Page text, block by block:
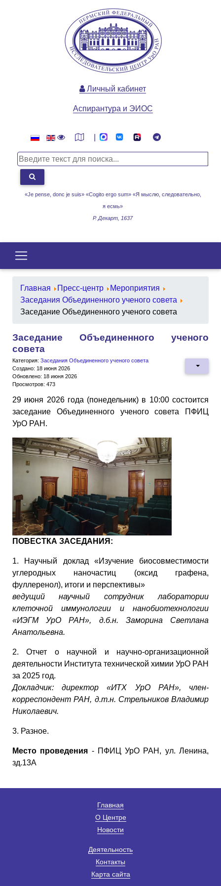
«Je pense, donc je suis» «Cogito ergo sum» «Я мыслю, следовательно,
я есмь»
Р. Декарт, 1637
Личный кабинет
Аспирантура и ЭИОС
Главная Пресс-центр
Мероприятия
Заседания Объединенного ученого совета
Заседание Объединенного ученого совета
Заседание Объединенного ученого
совета
Категория: Заседания Объединенного ученого совета
Создано: 18 июня 2026
Обновлено: 18 июня 2026
Просмотров: 473
29 июня 2026 года (понедельник) в 10:00 состоится
заседание Объединенного ученого совета ПФИЦ
УрО РАН.
ПОВЕСТКА ЗАСЕДАНИЯ:
1. Научный доклад «Изучение биосовместимости
углеродных наночастиц (оксид графена,
фуллеренол), итоги и перспективы»
ведущий научный сотрудник лаборатории
клеточной иммунологии и нанобиотехнологии
«ИЭГМ УрО РАН», д.б.н. Заморина Светлана
Анатольевна.
2. Отчет о научной и научно-организационной
деятельности Института технической химии УрО РАН
за 2025 год.
Докладчик:директор «ИТХ УрО РАН», член-
корреспондент РАН, д.т.н. Стрельников Владимир
Николаевич.
3. Разное.
Место проведения - ПФИЦ УрО РАН, ул. Ленина,
зд.13А
Главная
О Центре
Новости
Деятельность
Контакты
Карта сайта